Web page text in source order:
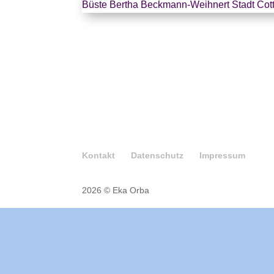
Büste Bertha Beckmann-Weihnert Stadt
Kontakt Datenschutz Impressum
2026 © Eka Orba